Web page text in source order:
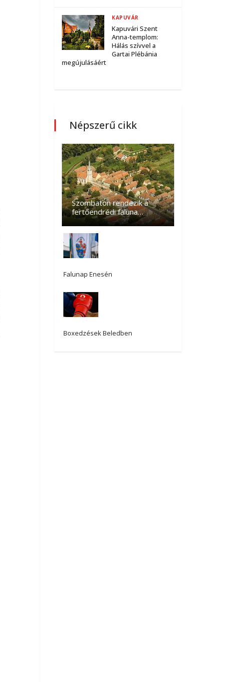
Kapuvári Szent
Anna-templom:
Hálás szívvel a
Gartai Plébánia
megújulásáért
KAPUVÁR
Népszerű cikk
Szombaton rendezik a
fertőendrédi faluna…
Falunap Enesén
Boxedzések Beledben